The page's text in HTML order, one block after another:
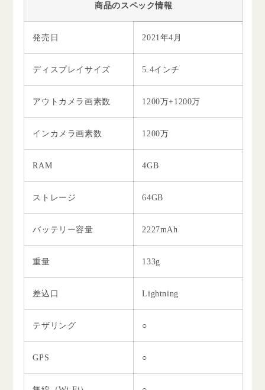
商品のスペック情報
発売日 2021年4月
ディスプレイサイズ 5.4インチ
アウトカメラ画素数 1200万+1200万
インカメラ画素数 1200万
RAM 4GB
ストレージ 64GB
バッテリー容量 2227mAh
重量 133g
差込口 Lightning
テザリング ○
GPS ○